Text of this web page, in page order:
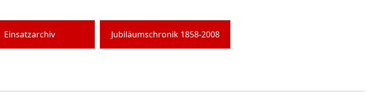
Einsatzarchiv Jubiläumschronik 1858-2008